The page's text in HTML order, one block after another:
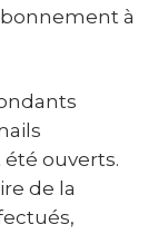
à
ouverts.
de la